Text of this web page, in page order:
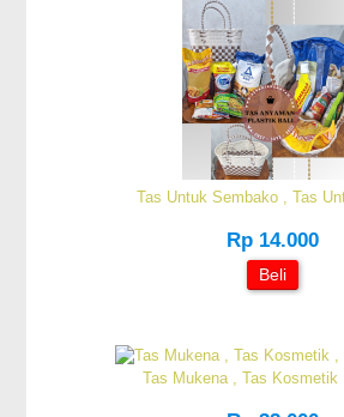
Tas Untuk Sembako , Tas
Rp 14.000
Beli
Tas Mukena , Tas Kosmetik